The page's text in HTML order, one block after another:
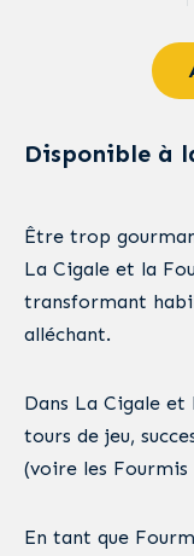
Disponible à
Être trop
La Cigale et la
transformant
alléchant.
Dans La Cigale
tours de jeu,
(voire les Fourmis
En tant que